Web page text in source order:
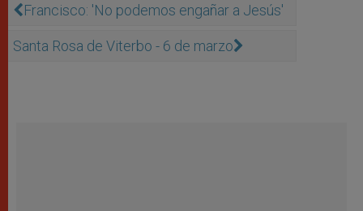
Francisco: 'No podemos engañar a Jesús'
Santa Rosa de Viterbo - 6 de marzo